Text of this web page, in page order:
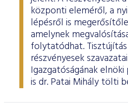
központi eleméről, a
lépésről is
amelynek
folytatódhat.
részvényesek
Igazgatóságának
is dr. Patai Mihály tölti